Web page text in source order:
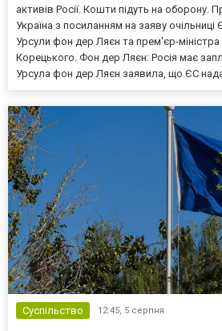
активів Росії. Кошти підуть на оборону.
Україна з посиланням на заяву очільниці
Урсули фон дер Ляєн та прем'єр-міністра
Корецького. Фон дер Ляєн: Росія має
Урсула фон дер Ляєн заявила, що ЄС
Суспільство 12:45, 5 серпня